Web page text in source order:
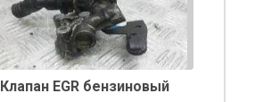
Клапан EGR бензиновый